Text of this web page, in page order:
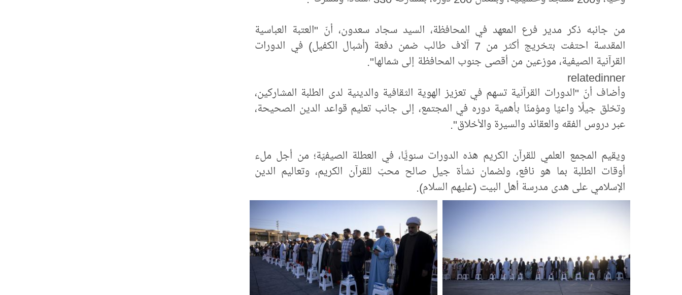
من جانبه ذكر مدير فرع المعهد في المحافظة، السيد سجاد سعدون، أنّ "العتبة العباسية
المقدسة احتفت بتخريج أكثر من 7 آلاف طالب ضمن دفعة (أشبال الكفيل) في الدورات
القرآنية الصيفية، موزعين من أقصى جنوب المحافظة إلى شمالها".
relatedinner
وأضاف أنّ "الدورات القرآنية تسهم في تعزيز الهوية الثقافية والدينية لدى الطلبة المشاركين،
وتخلق جيلًا واعيًا ومؤمنًا بأهمية دوره في المجتمع، إلى جانب تعليم قواعد الدين الصحيحة،
عبر دروس الفقه والعقائد والسيرة والأخلاق".
ويقيم المجمع العلمي للقرآن الكريم هذه الدورات سنويًّا، في العطلة الصيفيّة؛ من أجل ملء
أوقات الطلبة بما هو نافع، ولضمان نشأة جيل صالح محبّ للقرآن الكريم، وتعاليم الدين
الإسلامي على هدى مدرسة أهل البيت (عليهم السلام).